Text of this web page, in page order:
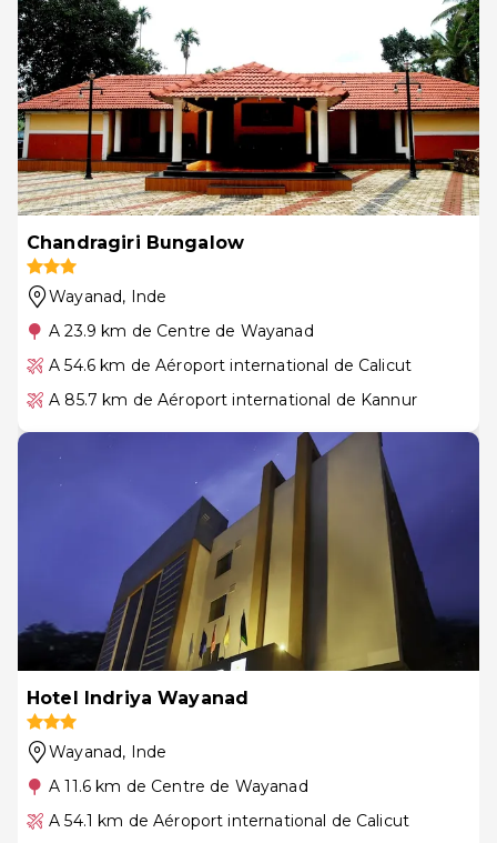
Chandragiri Bungalow
Wayanad, Inde
A 23.9 km de Centre de Wayanad
A 54.6 km de Aéroport international de Calicut
A 85.7 km de Aéroport international de Kannur
Hotel Indriya Wayanad
Wayanad, Inde
A 11.6 km de Centre de Wayanad
A 54.1 km de Aéroport international de Calicut